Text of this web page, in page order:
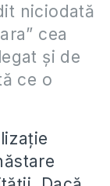
niciodată
cea
şi de
ce o